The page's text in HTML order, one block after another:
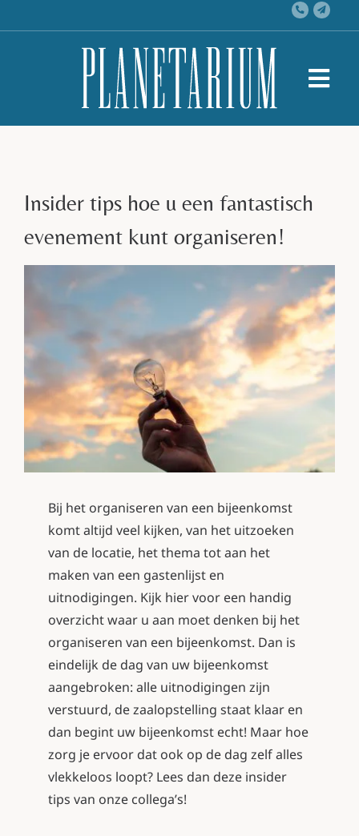
to
Contact
Insider tips hoe u een fantastisch
evenement kunt organiseren!
Bij het organiseren van een bijeenkomst
komt altijd veel kijken, van het uitzoeken
van de locatie, het thema tot aan het
maken van een gastenlijst en
uitnodigingen. Kijk hiervoor een handig
overzicht waar u aan moet denken bij het
organiseren van een bijeenkomst. Dan is
eindelijk de dag van uw bijeenkomst
aangebroken: alle uitnodigingen zijn
verstuurd, de zaalopstelling staat klaar en
dan begint uw bijeenkomst echt! Maar hoe
zorg je ervoor dat ook op de dag zelf alles
vlekkeloos loopt? Lees dan deze insider
tips van onze collega’s!